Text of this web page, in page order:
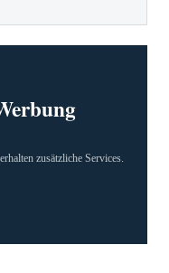
zusätzliche Services.